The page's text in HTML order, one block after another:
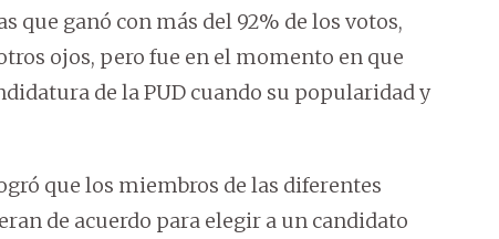
que ganó con más del 92% de los votos,
ojos, pero fue en el momento en que
de la PUD cuando su popularidad y
que los miembros de las diferentes
de acuerdo para elegir a un candidato